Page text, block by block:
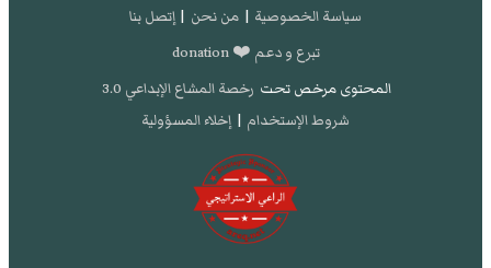
سياسة الخصوصية | من نحن | إتصل بنا
تبرع و دعم ❤️ donation
المحتوى مرخص تحت رخصة المشاع الإبداعي 3.0
شروط الإستخدام | إخلاء المسؤولية